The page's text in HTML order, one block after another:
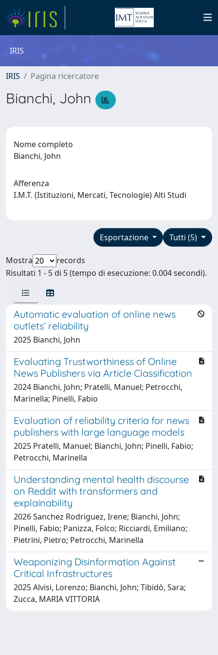
IRIS
IRIS Pagina ricercatore
Bianchi, John
Nome completo
Bianchi, John
Afferenza
I.M.T. (Istituzioni, Mercati, Tecnologie) Alti Studi
Tutti (5)
Esportazione
Mostra
records
Risultati 1 - 5 di 5 (tempo di esecuzione: 0.004 secondi).
Automatic evaluation of online news
outlets’ reliability
2025 Bianchi, John
Evaluating Trustworthiness of Online
News Publishers via Article Classification
2024 Bianchi, John; Pratelli, Manuel; Petrocchi,
Marinella; Pinelli, Fabio
Evaluation of reliability criteria for news
publishers with large language models
2025 Pratelli, Manuel; Bianchi, John; Pinelli, Fabio;
Petrocchi, Marinella
Understanding mental health discourse
on Reddit with transformers and
explainability
2026 Sanchez Rodriguez, Irene; Bianchi, John;
Pinelli, Fabio; Panizza, Folco; Ricciardi, Emiliano;
Pietrini, Pietro; Petrocchi, Marinella
Weaponizing Disinformation Against
Critical Infrastructures
2025 Alvisi, Lorenzo; Bianchi, John; Tibidò, Sara;
Zucca, MARIA VITTORIA